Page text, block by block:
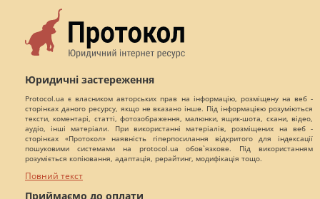
Юридичні застереження
Protocol.ua є власником авторських прав на інформацію, розміщену на веб -
сторінках даного ресурсу, якщо не вказано інше. Під інформацією розуміються
тексти, коментарі, статті, фотозображення, малюнки, ящик-шота, скани, відео,
аудіо, інші матеріали. При використанні матеріалів, розміщених на веб -
сторінках «Протокол» наявність гіперпосилання відкритого для індексації
пошуковими системами на protocol.ua обов`язкове. Під використанням
розуміється копіювання, адаптація, рерайтинг, модифікація тощо.
Повний текст
Приймаємо до оплати